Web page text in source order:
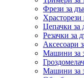
Фрези за
Цепачки за
Резачки за
Аксесоари
Машини за
Машини за